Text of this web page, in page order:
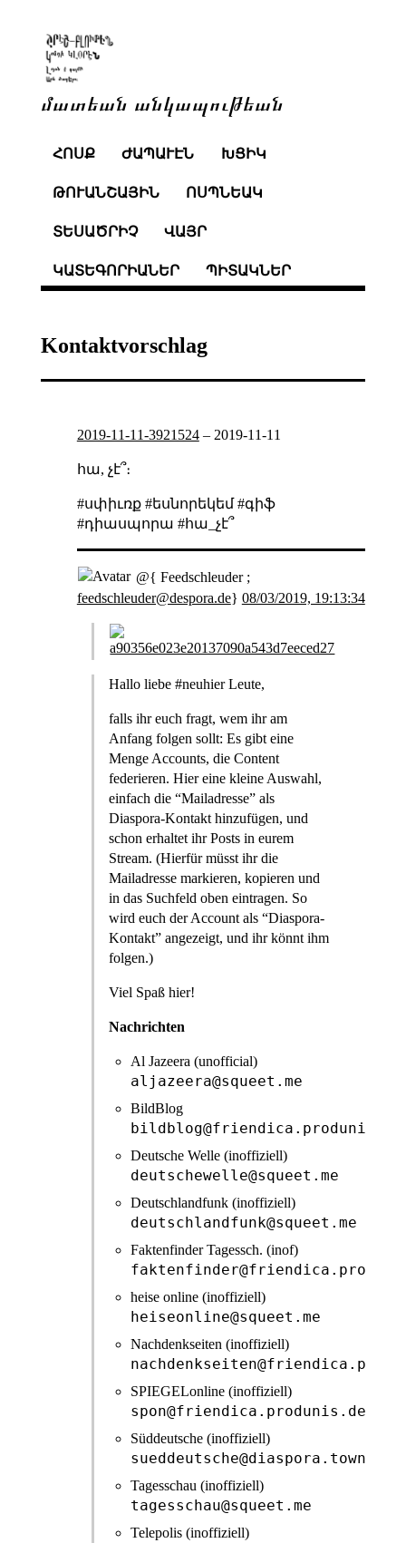
մատեան անկապութեան
ՀՈՍՔ ԺԱՊԱՒԷՆ ԽՑԻԿ
ԹՈՒԱՆՇԱՅԻՆ ՈՍՊՆԵԱԿ
ՏԵՍԱԾՐԻՉ ՎԱՅՐ
ԿԱՏԵԳՈՐԻԱՆԵՐ ՊԻՏԱԿՆԵՐ
Kontaktvorschlag
2019-11-11-3921524– 2019-11-11
հա, չէ՞։
#սփիւռք #եսնորեկեմ #գիֆ
#դիասպորա #հա_չէ՞
@{ Feedschleuder ;
feedschleuder@despora.de} 08/03/2019, 19:13:34
Hallo liebe #neuhier Leute,
falls ihr euch fragt, wem ihr am
Anfang folgen sollt: Es gibt eine
Menge Accounts, die Content
federieren. Hier eine kleine Auswahl,
einfach die “Mailadresse” als
Diaspora-Kontakt hinzufügen, und
schon erhaltet ihr Posts in eurem
Stream. (Hierfür müsst ihr die
Mailadresse markieren, kopieren und
in das Suchfeld oben eintragen. So
wird euch der Account als “Diaspora-
Kontakt” angezeigt, und ihr könnt ihm
folgen.)
Viel Spaß hier!
Nachrichten
Al Jazeera (unofficial)
aljazeera@squeet.me
BildBlog
bildblog@friendica.produnis.de
Deutsche Welle (inoffiziell)
deutschewelle@squeet.me
Deutschlandfunk (inoffiziell)
deutschlandfunk@squeet.me
Faktenfinder Tagessch. (inof)
heise online (inoffiziell)
heiseonline@squeet.me
Nachdenkseiten (inoffiziell)
SPIEGELonline (inoffiziell)
spon@friendica.produnis.de
Süddeutsche (inoffiziell)
sueddeutsche@diaspora.town
Tagesschau (inoffiziell)
tagesschau@squeet.me
Telepolis (inoffiziell)